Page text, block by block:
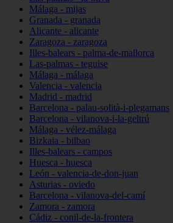
Málaga - mijas
Granada - granada
Alicante - alicante
Zaragoza - zaragoza
Illes-balears - palma-de-mallorca
Las-palmas - teguise
Málaga - málaga
Valencia - valencia
Madrid - madrid
Barcelona - palau-solità-i-plegamans
Barcelona - vilanova-i-la-geltrú
Málaga - vélez-málaga
Bizkaia - bilbao
Illes-balears - campos
Huesca - huesca
León - valencia-de-don-juan
Asturias - oviedo
Barcelona - vilanova-del-camí
Zamora - zamora
Cádiz - conil-de-la-frontera